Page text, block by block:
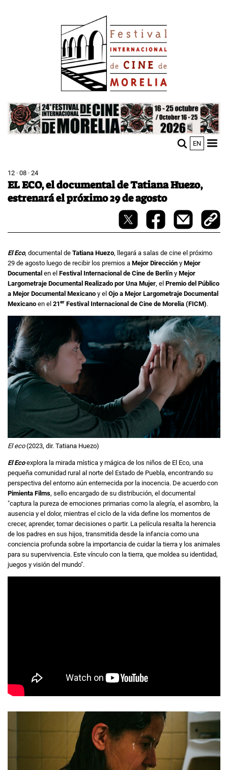
Image
EN
12 · 08 · 24
EL ECO, el documental de Tatiana Huezo,
estrenará el próximo 29 de agosto
El Eco, documental de Tatiana Huezo, llegará a salas de cine el próximo
29 de agosto luego de recibir los premios a Mejor Dirección y Mejor
Documental en el Festival Internacional de Cine de Berlín y Mejor
Largometraje Documental Realizado por Una Mujer, el Premio del Público
a Mejor Documental Mexicano y el Ojo a Mejor Largometraje Documental
Mexicano en el 21er Festival Internacional de Cine de Morelia (FICM).
El eco(2023, dir. Tatiana Huezo)
El Ecoexplora la mirada mística y mágica de los niños de El Eco, una
pequeña comunidad rural al norte del Estado de Puebla, encontrando su
perspectiva del entorno aún enternecida por la inocencia. De acuerdo con
Pimienta Films, sello encargado de su distribución, el documental
"captura la pureza de emociones primarias como la alegría, el asombro, la
ausencia y el dolor, mientras el ciclo de la vida define los momentos de
crecer, aprender, tomar decisiones o partir. La película resalta la herencia
de los padres en sus hijos, transmitida desde la infancia como una
conciencia profunda sobre la importancia de cuidar la tierra y los animales
para su supervivencia. Este vínculo con la tierra, que moldea su identidad,
juegos y visión del mundo".